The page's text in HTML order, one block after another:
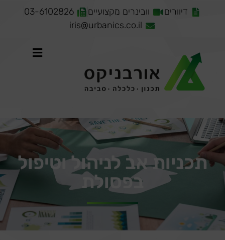
דיוורים וובינרים מקצועיים
03-6102826
iris@urbanics.co.il
תכניות אב לניהול וטיפול
בפסולת